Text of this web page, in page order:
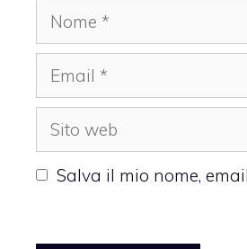
Nome
Email
Sito
web
Salva il mio nome,